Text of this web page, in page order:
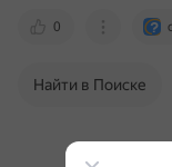
0
Найти в Поиске